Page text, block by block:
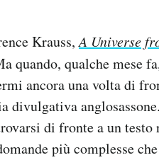
Krauss,A Universe
quando, qualche mese
ancora una volta di
divulgativa
di fronte a un
più complesse